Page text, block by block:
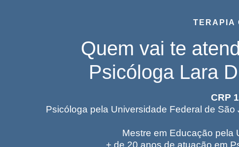
TERAPIA
Quem vai te
Psicóloga Lara
CRP
Psicóloga pela Universidade Federal de São
Mestre em Educação pela
+ de 20 anos de atuação em